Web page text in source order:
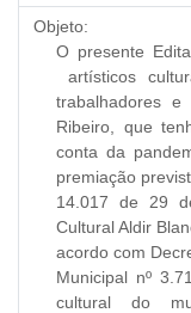
Objeto:
O presente
artísticos
trabalhadores
Ribeiro, que
conta da
premiação
14.017 de 29
Cultural Aldir
acordo com
Municipal nº
cultural do